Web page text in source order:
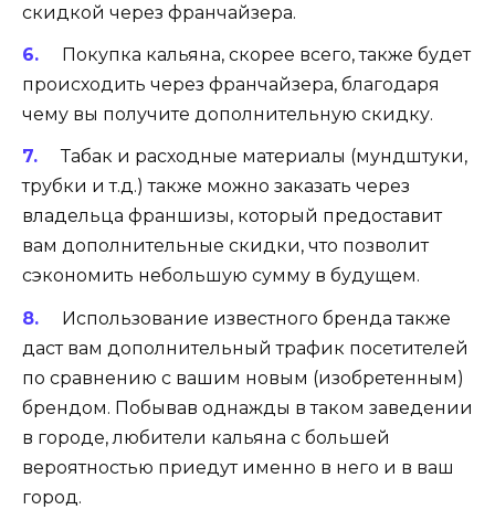
скидкой через франчайзера.
Покупка кальяна, скорее всего, также будет
происходить через франчайзера, благодаря
чему вы получите дополнительную скидку.
Табак и расходные материалы (мундштуки,
трубки и т.д.) также можно заказать через
владельца франшизы, который предоставит
вам дополнительные скидки, что позволит
сэкономить небольшую сумму в будущем.
Использование известного бренда также
даст вам дополнительный трафик посетителей
по сравнению с вашим новым (изобретенным)
брендом. Побывав однажды в таком заведении
в городе, любители кальяна с большей
вероятностью приедут именно в него и в ваш
город.